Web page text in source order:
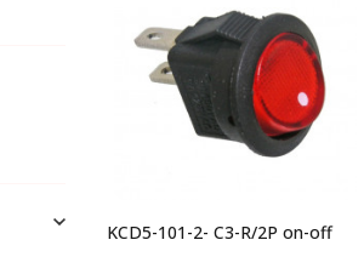
KCD5-101-2- C3-R/2P on-off